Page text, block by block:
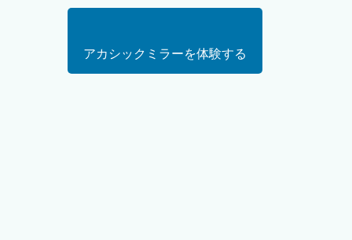
アカシックミラーを体験する